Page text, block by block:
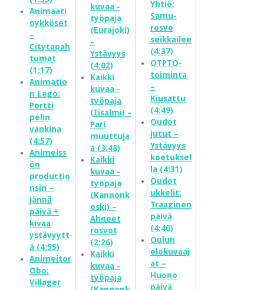
Animaati
oykköset
–
Citytapah
tumat
(1:17)
Animatio
n Lego:
Pertti
pelin
vankina
(4:57)
Animeiss
ön
productio
nsin –
Jännä
päivä +
kivaa
ystävyytt
ä (4:55)
Animeitor
Obo:
Villager
kuvaa -
työpaja
(Eurajoki)
–
Ystävyys
(4:02)
Kaikki
kuvaa -
työpaja
(Iisalmi) –
Pari
muuttuja
a (3:48)
Kaikki
kuvaa -
työpaja
(Kannonk
oski) –
Ahneet
rosvot
(2:26)
Kaikki
kuvaa -
työpaja
Yhtiö:
Samu-
rosvo
seikkailee
(4:37)
OTPTO-
toiminta
–
Kiusattu
(4:49)
Oudot
jutut –
Ystävyys
koetuksel
la (4:31)
Oudot
ukkelit:
Traaginen
päivä
(4:40)
Oulun
elokuvaaj
at –
Huono
päivä